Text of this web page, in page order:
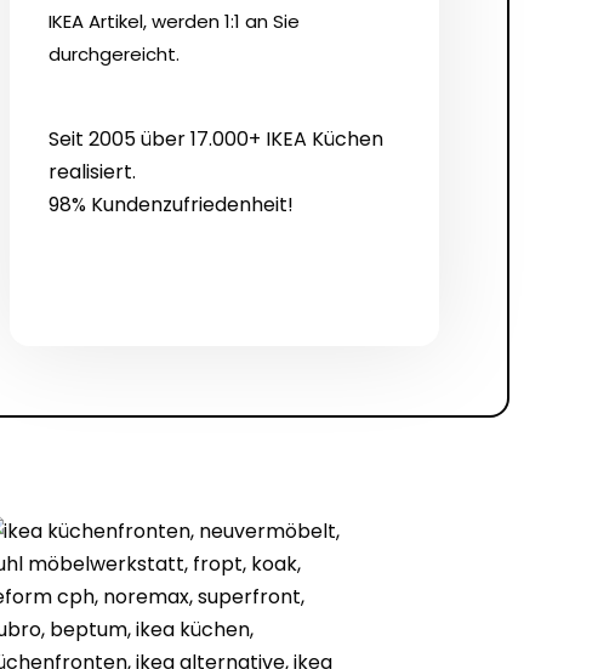
IKEA Artikel, werden 1:1 an Sie
durchgereicht.
Seit 2005 über 17.000+ IKEA Küchen
realisiert.
98% Kundenzufriedenheit!